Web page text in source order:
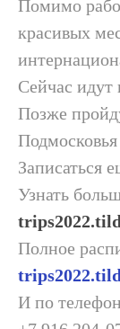
Помимо
красивых
Сейчас идут
Позже
Записаться
Узнать
Полное
И по